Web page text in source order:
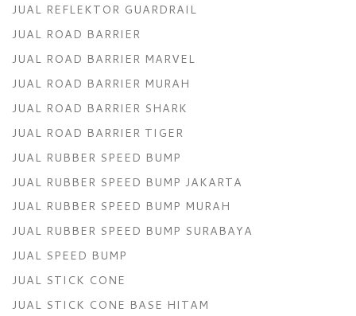
JUAL REFLEKTOR GUARDRAIL
JUAL ROAD BARRIER
JUAL ROAD BARRIER MARVEL
JUAL ROAD BARRIER MURAH
JUAL ROAD BARRIER SHARK
JUAL ROAD BARRIER TIGER
JUAL RUBBER SPEED BUMP
JUAL RUBBER SPEED BUMP JAKARTA
JUAL RUBBER SPEED BUMP MURAH
JUAL RUBBER SPEED BUMP SURABAYA
JUAL SPEED BUMP
JUAL STICK CONE
JUAL STICK CONE BASE HITAM